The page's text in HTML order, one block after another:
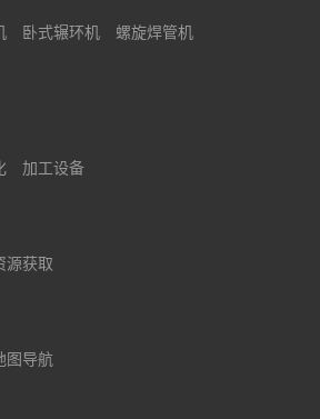
卧式辗环机 螺旋焊管机
加工设备
源获取
图导航